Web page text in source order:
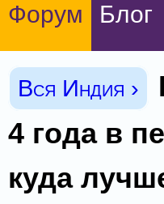
Форум Блог
Вся Индия ›
4 года в
куда